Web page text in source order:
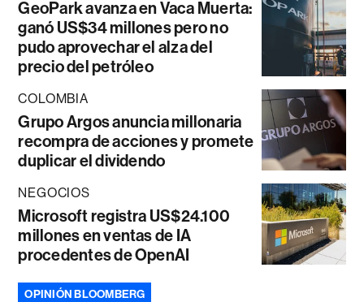
GeoPark avanza en Vaca Muerta:
ganó US$34 millones pero no
pudo aprovechar el alza del
precio del petróleo
COLOMBIA
Grupo Argos anuncia millonaria
recompra de acciones y promete
duplicar el dividendo
NEGOCIOS
Microsoft registra US$24.100
millones en ventas de IA
procedentes de OpenAI
OPINIÓN BLOOMBERG